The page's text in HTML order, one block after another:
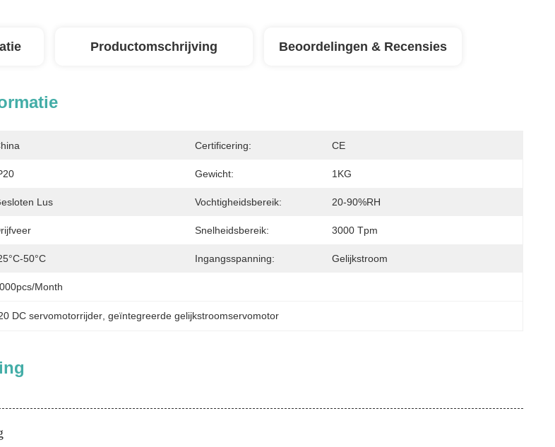
Productomschrijving Beoordelingen & Recensies
Certificering: CE
Gewicht: 1KG
Lus Vochtigheidsbereik: 20-90%RH
Snelheidsbereik: 3000 Tpm
50°C Ingangsspanning: Gelijkstroom
month
DC servomotorrijder, geïntegreerde gelijkstroomservomotor